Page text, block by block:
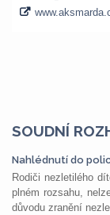
SOUDNÍ
Nahlédnutí do
Rodiči nezletilého
plném rozsahu,
důvodu zranění